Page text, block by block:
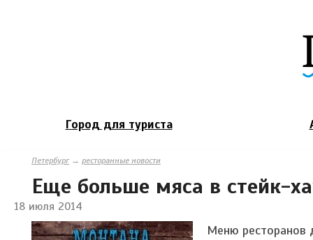
Город для туриста
Петербург→ ресторанные новости
Еще больше мяса в стейк-
18 июля 2014
Меню ресторанов